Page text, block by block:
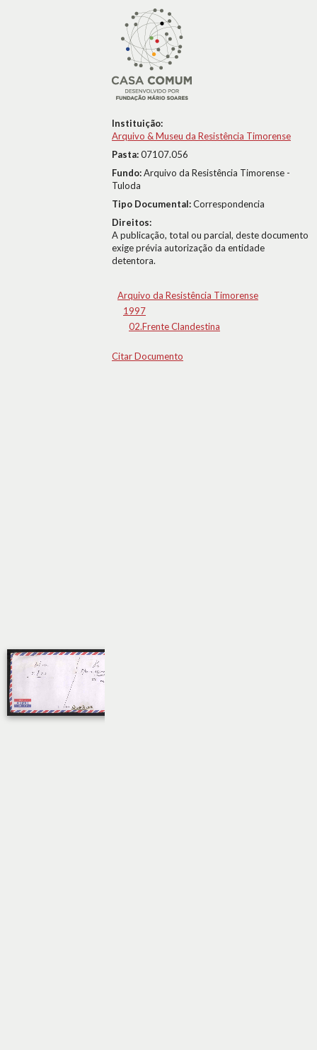
Instituição:
Arquivo & Museu da Resistência Timorense
Pasta:07107.056
Fundo:Arquivo da Resistência Timorense -
Tuloda
Tipo Documental:Correspondencia
Direitos:
A publicação, total ou parcial, deste documento
exige prévia autorização da entidade
detentora.
Arquivo da Resistência Timorense
1997
02.Frente Clandestina
Citar Documento